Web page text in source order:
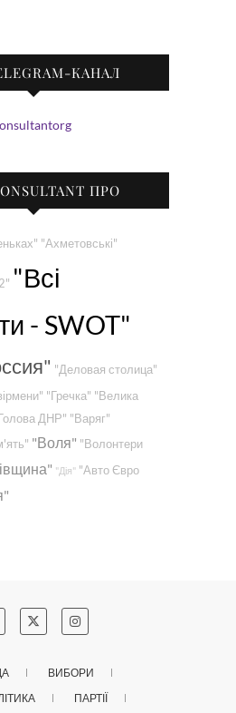
КАНАЛ
ПРО
"Ахметовські"
"Всі
- SWOT"
"Деловая столица"
"Гречка" "Велика
ДНР" "Варяг"
"Воля" "Волонтери
"Дія" "Авто Євро
ВИБОРИ
ПАРТІЇ